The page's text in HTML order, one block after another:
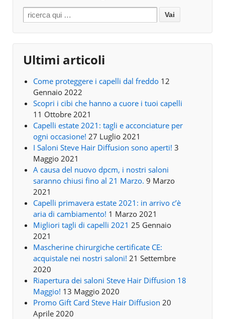
Search for:
Ultimi articoli
Come proteggere i capelli dal freddo 12
Gennaio 2022
Scopri i cibi che hanno a cuore i tuoi capelli
11 Ottobre 2021
Capelli estate 2021: tagli e acconciature per
ogni occasione! 27 Luglio 2021
I Saloni Steve Hair Diffusion sono aperti! 3
Maggio 2021
A causa del nuovo dpcm, i nostri saloni
saranno chiusi fino al 21 Marzo. 9 Marzo
2021
Capelli primavera estate 2021: in arrivo c’è
aria di cambiamento! 1 Marzo 2021
Migliori tagli di capelli 2021 25 Gennaio
2021
Mascherine chirurgiche certificate CE:
acquistale nei nostri saloni! 21 Settembre
2020
Riapertura dei saloni Steve Hair Diffusion 18
Maggio! 13 Maggio 2020
Promo Gift Card Steve Hair Diffusion 20
Aprile 2020